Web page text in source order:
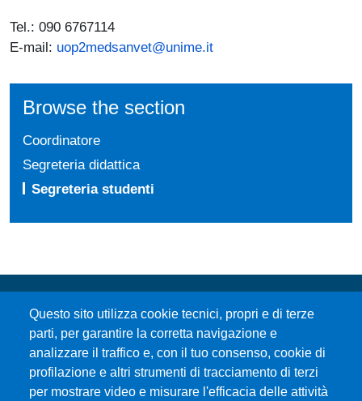
Tel.: 090 6767114
E-mail: uop2medsanvet@unime.it
Browse the section
Coordinatore
Segreteria didattica
Segreteria studenti
Questo sito utilizza cookie tecnici, propri e di terze
parti, per garantire la corretta navigazione e
analizzare il traffico e, con il tuo consenso, cookie di
profilazione e altri strumenti di tracciamento di terzi
per mostrare video e misurare l'efficacia delle attività
Università degli Studi di Messina